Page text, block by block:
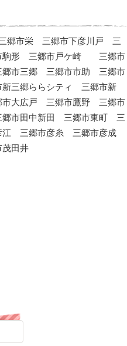
郷市栄 三郷市下彦川戸 三
駒形 三郷市戸ケ崎 三郷市
市三郷 三郷市市助 三郷市
三郷ららシティ 三郷市新
大広戸 三郷市鷹野 三郷市
市田中新田 三郷市東町 三
江 三郷市彦糸 三郷市彦成
田井